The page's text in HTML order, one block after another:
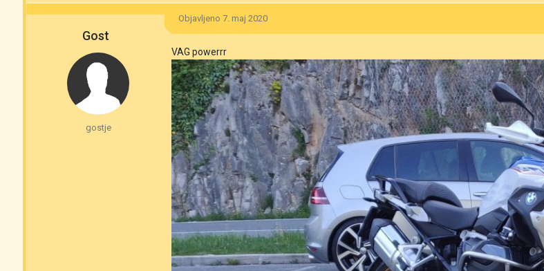
Gost
gostje
Objavljeno7. maj 2020
VAG powerrr